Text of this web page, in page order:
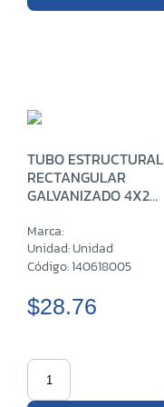
TUBO ESTRUCTURAL
RECTANGULAR
GALVANIZADO 4X2
Marca:
Unidad: Unidad
Código: 140618005
$28.76